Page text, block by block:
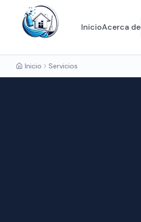
InicioAcerca de
Inicio Servicios